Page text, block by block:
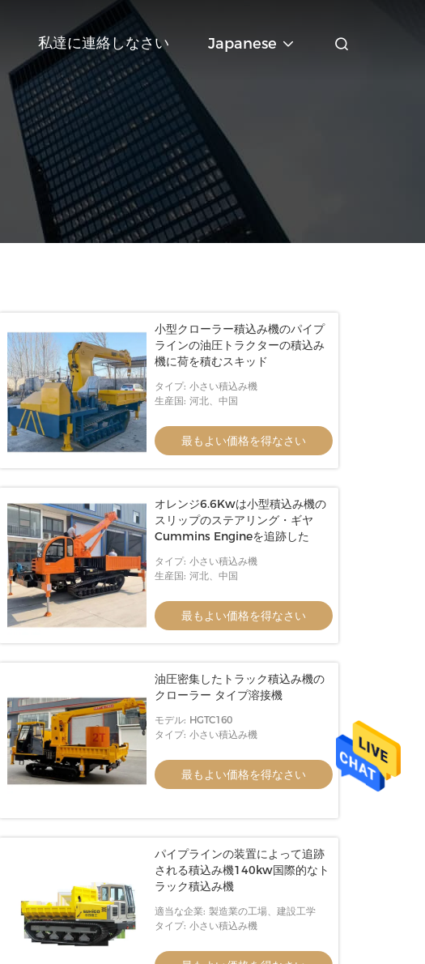
私達に連絡しなさい Japanese
小型クローラー積込み機のパイプ
ラインの油圧トラクターの積込み
機に荷を積むスキッド
タイプ: 小さい積込み機
生産国: 河北、中国
最もよい価格を得なさい
オレンジ6.6Kwは小型積込み機の
スリップのステアリング・ギヤ
Cummins Engineを追跡した
タイプ: 小さい積込み機
生産国: 河北、中国
最もよい価格を得なさい
油圧密集したトラック積込み機の
クローラー タイプ溶接機
モデル: HGTC160
タイプ: 小さい積込み機
最もよい価格を得なさい
パイプラインの装置によって追跡
される積込み機140kw国際的なト
ラック積込み機
適当な企業: 製造業の工場、建設工学
タイプ: 小さい積込み機